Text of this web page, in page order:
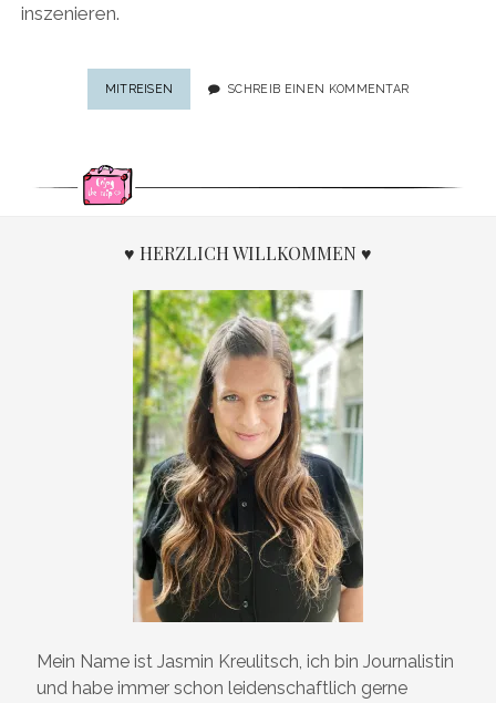
inszenieren.
MITREISEN INSTAGRAM-
LOCATIONS
IN
DAS
INSTAGRAM-
FOTO
SCHREIB EINEN KOMMENTAR
♥ HERZLICH WILLKOMMEN ♥
Mein Name ist Jasmin Kreulitsch, ich bin Journalistin
und habe immer schon leidenschaftlich gerne